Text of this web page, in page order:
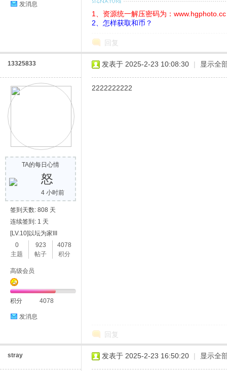
发消息
1、资源统一解压密码为：www.hgphoto.cc
2、怎样获取和币？
回复
13325833
TA的每日心情
怒
4 小时前
签到天数: 808 天
连续签到: 1 天
[LV.10]以坛为家III
0
主题
923
帖子
4078
积分
高级会员
积分 4078
发消息
发表于 2025-2-23 10:08:30 | 显示全
2222222222
回复
stray 发表于 2025-2-23 16:50:20 | 显示全